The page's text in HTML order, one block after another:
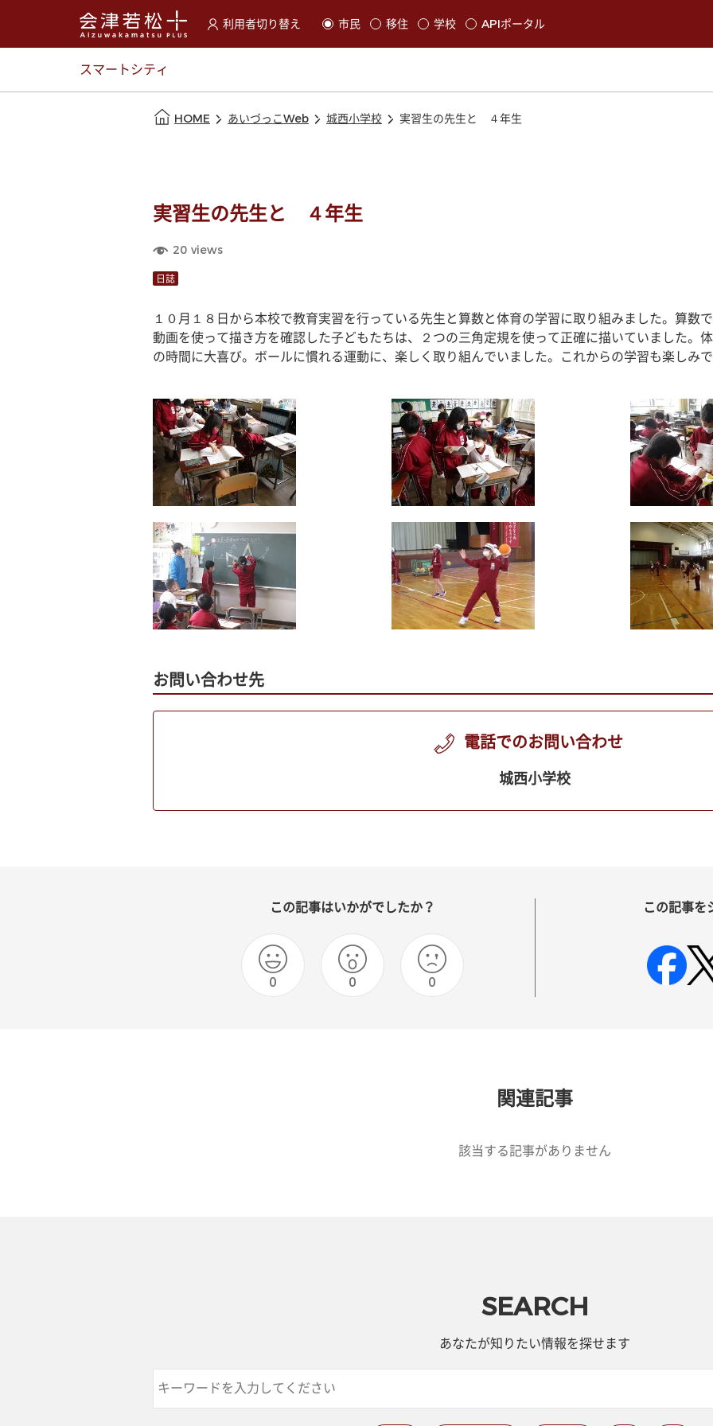
利用者切り替え
選択すると利用者の切替が発生します
市民 移住 学校 APIポータル
スマートシティ
HOME あいづっこWeb 城西小学校 実習生の先生と ４年生
実習生の先生と ４年生
20 views
日誌
１０月１８日から本校で教育実習を行っている先生と算数と体育の学習に取り組みました。算数
動画を使って描き方を確認した子どもたちは、２つの三角定規を使って正確に描いていました。
の時間に大喜び。ボールに慣れる運動に、楽しく取り組んでいました。これからの学習も楽しみ
お問い合わせ先
電話でのお問い合わせ
城西小学校
この記事はいかがでしたか？
0 0 0
この記事を
関連記事
該当する記事がありません
SEARCH
あなたが知りたい情報を探せます